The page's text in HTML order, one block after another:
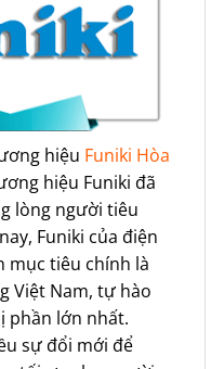
hiệu Funiki Hòa
hiệu Funiki đã
lòng người tiêu
Funiki của điện
mục tiêu chính là
Việt Nam, tự hào
phần lớn nhất.
sự đổi mới để